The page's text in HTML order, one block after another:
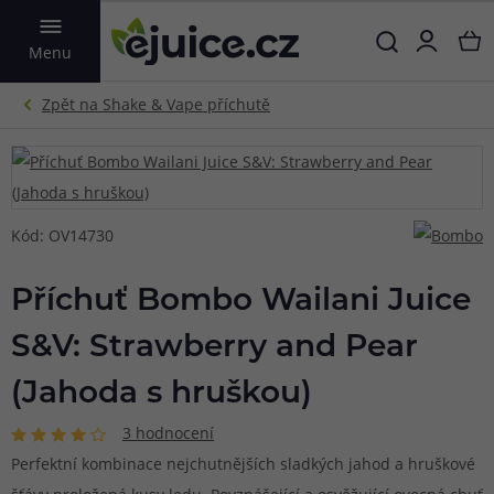
Menu
VYHLEDAT
Kód: OV14730
Příchuť Bombo Wailani Juice
S&V: Strawberry and Pear
(Jahoda s hruškou)
3 hodnocení
Perfektní kombinace nejchutnějších sladkých jahod a hruškové